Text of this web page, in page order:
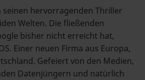
seinen hervorragenden Thriller
Welten. Die fließenden
bisher nicht erreicht hat,
Einer neuen Firma aus Europa,
Gefeiert von den Medien,
Datenjüngern und natürlich